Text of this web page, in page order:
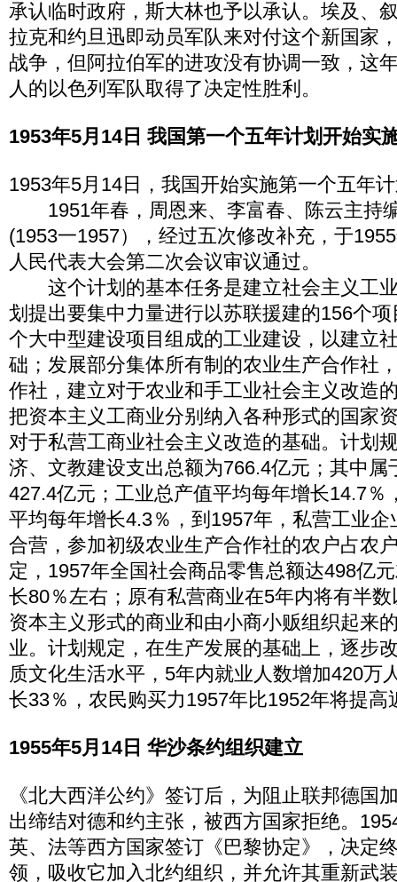
承认临时政府，斯大林也予以承认。埃及、
拉克和约旦迅即动员军队来对付这个新国家
战争，但阿拉伯军的进攻没有协调一致，这
人的以色列军队取得了决定性胜利。
1953年5月14日 我国第一个五年计划开始实
1953年5月14日，我国开始实施第一个五年
1951年春，周恩来、李富春、陈云主持
(1953一1957），经过五次修改补充，于
人民代表大会第二次会议审议通过。
这个计划的基本任务是建立社会主义工
划提出要集中力量进行以苏联援建的156个
个大中型建设项目组成的工业建设，以建立
础；发展部分集体所有制的农业生产合作社
作社，建立对于农业和手工业社会主义改造
把资本主义工商业分别纳入各种形式的国家
对于私营工商业社会主义改造的基础。计划
济、文教建设支出总额为766.4亿元；其中属
427.4亿元；工业总产值平均每年增长14.7％
平均每年增长4.3％，到1957年，私营工业
合营，参加初级农业生产合作社的农户占农
定，1957年全国社会商品零售总额达498亿
长80％左右；原有私营商业在5年内将有半
资本主义形式的商业和由小商小贩组织起来
业。计划规定，在生产发展的基础上，逐步
质文化生活水平，5年内就业人数增加420万
长33％，农民购买力1957年比1952年将提高
1955年5月14日 华沙条约组织建立
《北大西洋公约》签订后，为阻止联邦德国
出缔结对德和约主张，被西方国家拒绝。
英、法等西方国家签订《巴黎协定》，决定
领，吸收它加入北约组织，并允许其重新武